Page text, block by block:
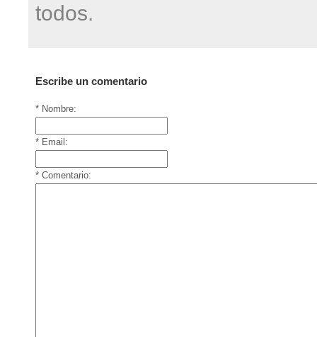
todos.
Escribe un comentario
* Nombre:
* Email:
* Comentario: